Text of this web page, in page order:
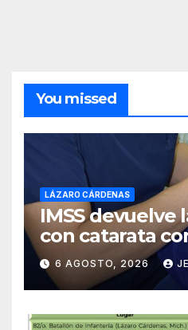
You missed
LÁZARO CÁRDENAS
IMSS devuelve
con catarata
23 años de
6 AGOSTO, 2026